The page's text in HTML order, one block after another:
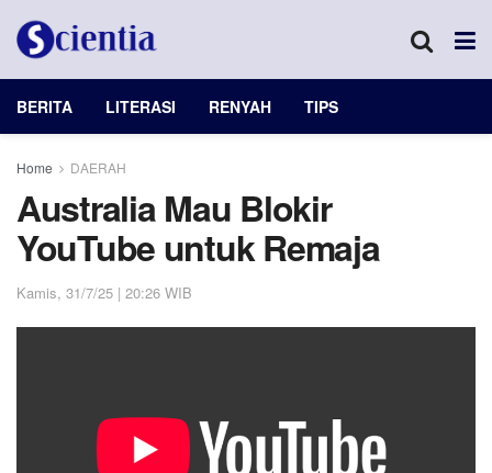
BERITA LITERASI RENYAH TIPS
Home DAERAH
Australia Mau Blokir
YouTube untuk Remaja
Kamis, 31/7/25 | 20:26 WIB